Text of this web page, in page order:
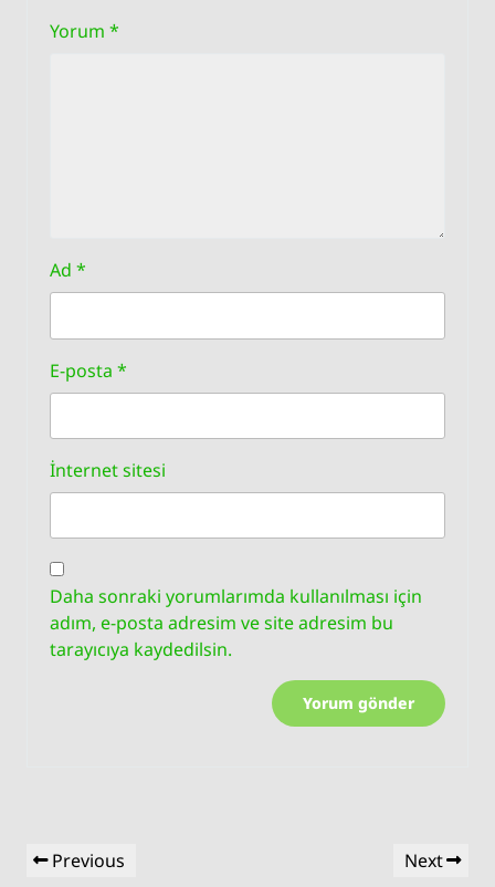
Yorum *
Ad *
E-posta *
İnternet sitesi
Daha sonraki yorumlarımda kullanılması için
adım, e-posta adresim ve site adresim bu
tarayıcıya kaydedilsin.
Yazı
gezinmesi
Previous
Previous
Next
Next